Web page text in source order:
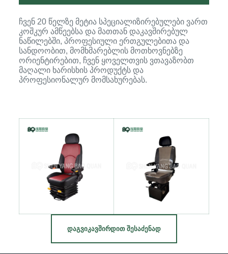
ჩვენ 20 წელზე მეტია სპეციალიზირებულები ვართ
კოშკურ ამწეებსა და მათთან დაკავშირებულ
ნაწილებში, პროფესიული ერთგულებითა და
სანდოობით, მომხმარებლის მოთხოვნებზე
ორიენტირებით, ჩვენ ყოველთვის ვთავაზობთ
მაღალი ხარისხის პროდუქტს და
პროფესიონალურ მომსახურებას.
ᲓᲐᲒᲕᲘᲙᲐᲕᲨᲘᲠᲓᲘᲗ ᲨᲔᲡᲐᲫᲔᲜᲐᲓ